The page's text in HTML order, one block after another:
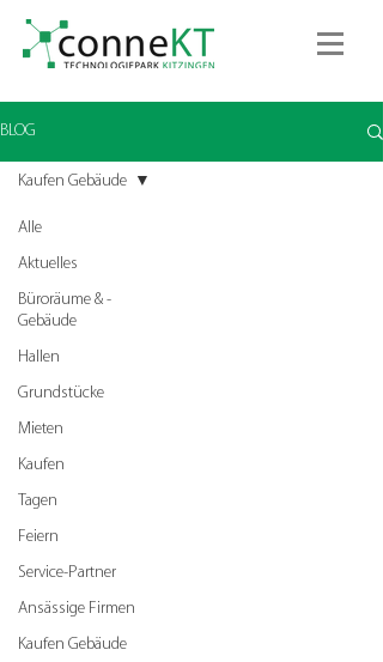
BLOG
Alle
Aktuelles
Büroräume & -
Gebäude
Hallen
Grundstücke
Mieten
Kaufen
Tagen
Feiern
Service-Partner
Ansässige Firmen
Kaufen Gebäude
Kaufen Gebäude
conneKT 15 – GEBÄUDE
123